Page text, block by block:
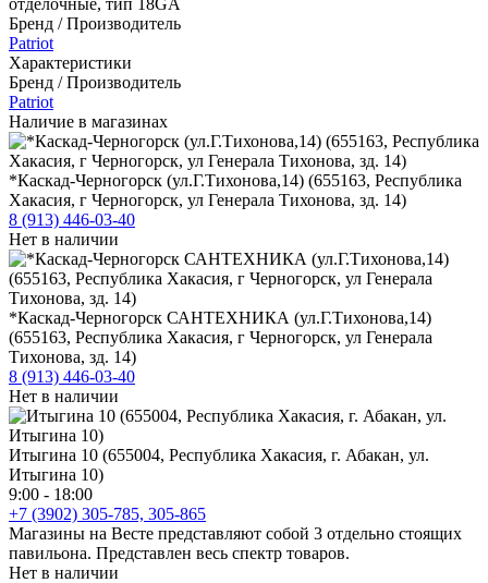
Бренд / Производитель
Patriot
Характеристики
Бренд / Производитель
Patriot
Наличие в магазинах
*Каскад-Черногорск (ул.Г.Тихонова,14) (655163, Республика
Хакасия, г Черногорск, ул Генерала Тихонова, зд. 14)
8 (913) 446-03-40
Нет в наличии
*Каскад-Черногорск САНТЕХНИКА (ул.Г.Тихонова,14)
(655163, Республика Хакасия, г Черногорск, ул Генерала
Тихонова, зд. 14)
8 (913) 446-03-40
Нет в наличии
Итыгина 10 (655004, Республика Хакасия, г. Абакан, ул.
Итыгина 10)
9:00 - 18:00
+7 (3902) 305-785, 305-865
Магазины на Весте представляют собой 3 отдельно стоящих
павильона. Представлен весь спектр товаров.
Нет в наличии